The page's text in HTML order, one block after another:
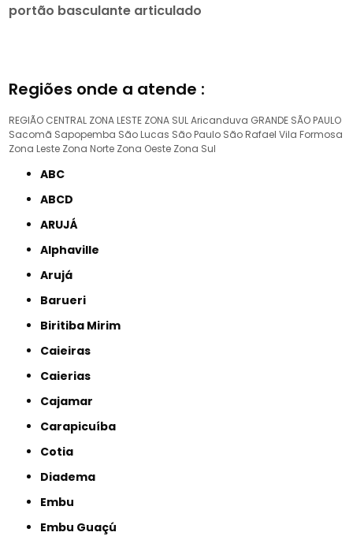
portão basculante articulado
Regiões onde a atende :
REGIÃO CENTRAL ZONA LESTE ZONA SULAricanduva GRANDE SÃO PAULO
Sacomã Sapopemba São Lucas São Paulo São Rafael Vila Formosa
Zona Leste Zona Norte Zona Oeste Zona Sul
ABC
ABCD
ARUJÁ
Alphaville
Arujá
Barueri
Biritiba Mirim
Caieiras
Caierias
Cajamar
Carapicuíba
Cotia
Diadema
Embu
Embu Guaçú